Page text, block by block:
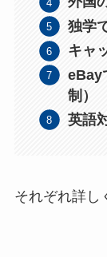
独学
キャ
eBay
制）
英語
それぞれ詳し